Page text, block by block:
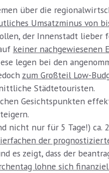
über die
Umsatzminus von
der Innenstadt lieber
keiner nachgewiesenen
legen bei den
zum Großteil Low-
Städtetouristen.
Gesichtspunkten
nicht nur für 5 Tage!)
der
es zeigt, dass der
lohne sich